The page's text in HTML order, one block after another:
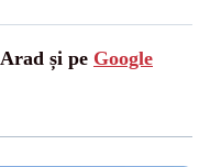
și pe Google